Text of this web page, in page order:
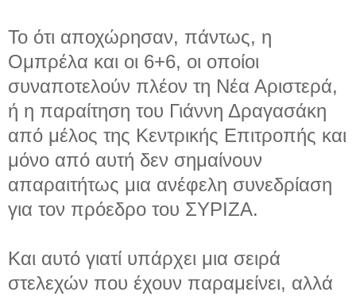
Το ότι αποχώρησαν, πάντως, η
Ομπρέλα και οι 6+6, οι οποίοι
συναποτελούν πλέον τη Νέα Αριστερά,
ή η παραίτηση του Γιάννη Δραγασάκη
από μέλος της Κεντρικής Επιτροπής και
μόνο από αυτή δεν σημαίνουν
απαραιτήτως μια ανέφελη συνεδρίαση
για τον πρόεδρο του ΣΥΡΙΖΑ.
Και αυτό γιατί υπάρχει μια σειρά
στελεχών που έχουν παραμείνει, αλλά